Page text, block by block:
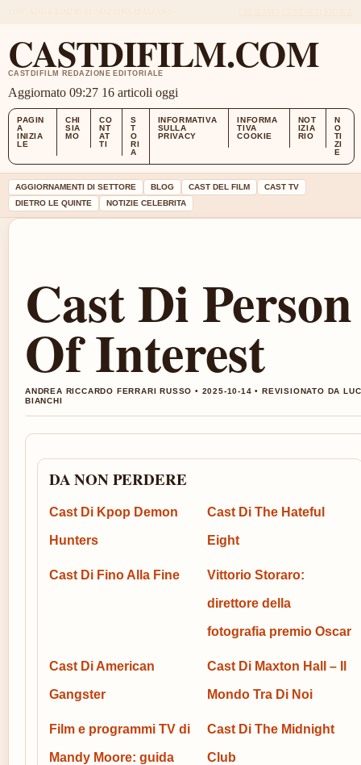
CASTDIFILM.COM
CASTDIFILM REDAZIONE EDITORIALE
Aggiornato 09:27 16 articoli oggi
PAGIN
A
INIZIA
LE
CHI
SIA
MO
CO
NT
AT
TI
S
T
O
RI
A
INFORMATIVA
SULLA
PRIVACY
INFORMA
TIVA
COOKIE
NOT
IZIA
RIO
N
O
TI
ZI
E
AGGIORNAMENTI DI SETTORE BLOG CAST DEL FILM
CAST TV
DIETRO LE QUINTE
NOTIZIE CELEBRITA
Cast Di Person
Of Interest
ANDREA RICCARDO FERRARI RUSSO • 2025-10-14 • REVISIONATO DA
BIANCHI
DA NON PERDERE
Cast Di Kpop Demon
Hunters
Cast Di The Hateful
Eight
Cast Di Fino Alla Fine Vittorio Storaro:
direttore della
fotografia premio Oscar
Cast Di American
Gangster
Cast Di Maxton Hall – Il
Mondo Tra Di Noi
Film e programmi TV di
Mandy Moore: guida
Cast Di The Midnight
Club